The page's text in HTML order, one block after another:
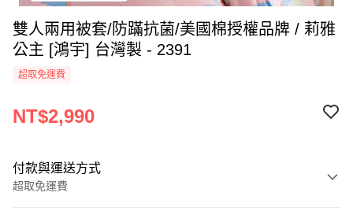
雙人兩用被套/防蹣抗菌/美國棉授權品牌 / 莉雅
公主 [鴻宇] 台灣製 - 2391
超取免運費
NT$2,990
付款與運送方式
超取免運費